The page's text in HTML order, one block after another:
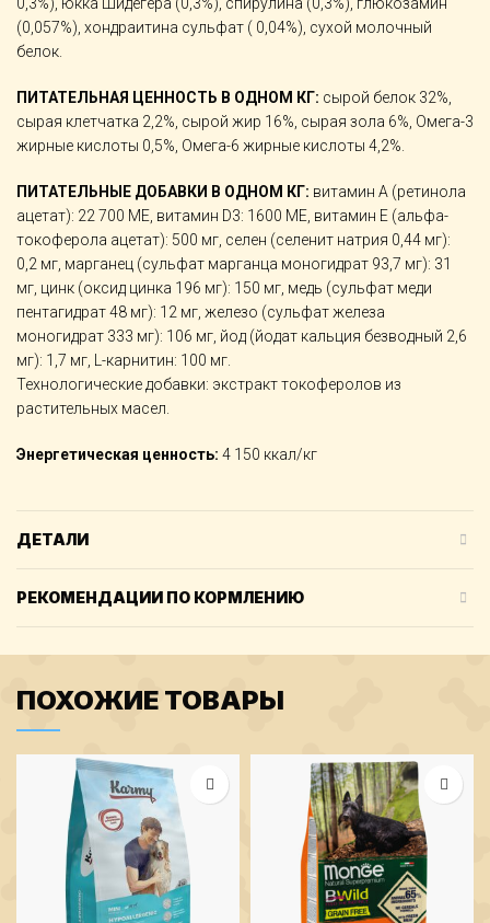
(0,057%), хондраитина сульфат ( 0,04%), сухой молочный
белок.
ПИТАТЕЛЬНАЯ ЦЕННОСТЬ В ОДНОМ КГ: сырой белок 32%,
сырая клетчатка 2,2%, сырой жир 16%, сырая зола 6%, Омега-3
жирные кислоты 0,5%, Омега-6 жирные кислоты 4,2%.
ПИТАТЕЛЬНЫЕ ДОБАВКИ В ОДНОМ КГ: витамин А (ретинола
ацетат): 22 700 МЕ, витамин D3: 1600 МЕ, витамин Е (альфа-
токоферола ацетат): 500 мг, селен (селенит натрия 0,44 мг):
0,2 мг, марганец (сульфат марганца моногидрат 93,7 мг): 31
мг, цинк (оксид цинка 196 мг): 150 мг, медь (сульфат меди
пентагидрат 48 мг): 12 мг, железо (сульфат железа
моногидрат 333 мг): 106 мг, йод (йодат кальция безводный 2,6
мг): 1,7 мг, L-карнитин: 100 мг.
Технологические добавки: экстракт токоферолов из
растительных масел.
Энергетическая ценность: 4 150 ккал/кг
ДЕТАЛИ
РЕКОМЕНДАЦИИ ПО КОРМЛЕНИЮ
ПОХОЖИЕ ТОВАРЫ